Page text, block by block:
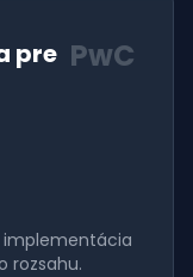
pre PwC
implementácia
rozsahu.